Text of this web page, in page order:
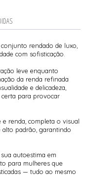
rendado de luxo,
com sofisticação.
leve enquanto
da renda refinada
e delicadeza,
para provocar
e renda, completa o visual
padrão, garantindo
autoestima em
para mulheres que
— tudo ao mesmo